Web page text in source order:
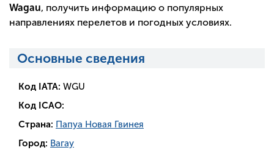
Wagau, получить информацию о популярных
направлениях перелетов и погодных условиях.
Основные сведения
Код IATA: WGU
Код ICAO:
Страна: Папуа Новая Гвинея
Город: Вагау